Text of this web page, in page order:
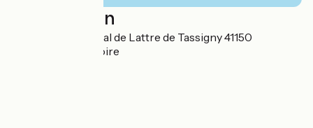
Localisation
49 Rue du Maréchal de Lattre de Tassigny 41150
Chaumont-sur-Loire